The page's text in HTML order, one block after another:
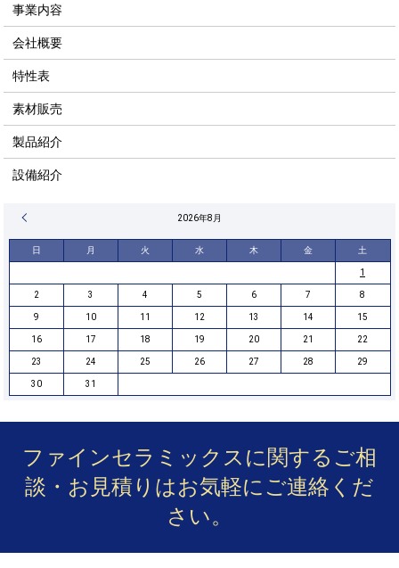
事業内容
会社概要
特性表
素材販売
製品紹介
設備紹介
2026年8月
日 月 火 水 木 金 土
1
2 3 4 5 6 7 8
9 10 11 12 13 14 15
16 17 18 19 20 21 22
23 24 25 26 27 28 29
30 31
ファインセラミックスに関するご相
談・お見積りはお気軽にご連絡くだ
さい。